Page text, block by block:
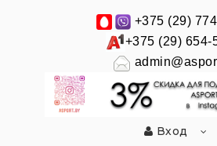
+375 (29)
+375 (29) 654-
Вход